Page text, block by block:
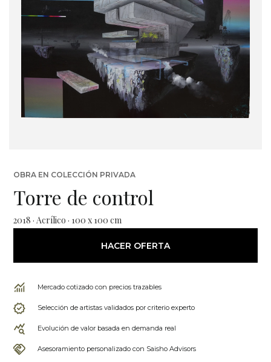
OBRA EN COLECCIÓN PRIVADA
Torre de control
2018 · Acrílico · 100 x 100 cm
HACER OFERTA
Mercado cotizado con precios trazables
Selección de artistas validados por criterio experto
Evolución de valor basada en demanda real
Asesoramiento personalizado con Saisho Advisors